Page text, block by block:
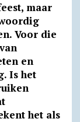
i
n
t
maar
Voor die
en
Is het
het als